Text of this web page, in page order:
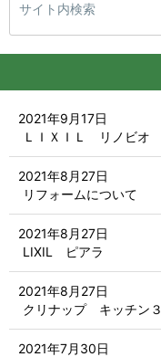
索:
ＬＩＸＩＬ リノビオ
2021年9月17日
リフォームについて
2021年8月27日
LIXIL ピアラ
2021年8月27日
クリナップ キッチン３
2021年8月27日
2021年7月30日